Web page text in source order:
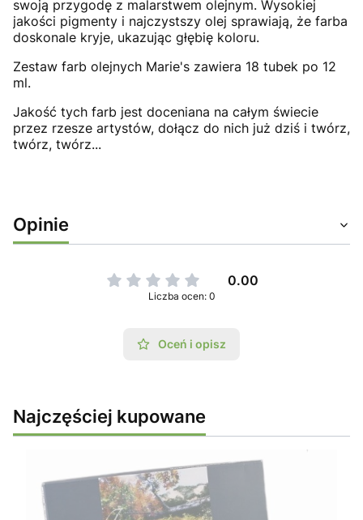
swoją przygodę z malarstwem olejnym. Wysokiej
jakości pigmenty i najczystszy olej sprawiają, że farba
doskonale kryje, ukazując głębię koloru.
Zestaw farb olejnych Marie's zawiera 18 tubek po 12
ml.
Jakość tych farb jest doceniana na całym świecie
przez rzesze artystów, dołącz do nich już dziś i twórz,
twórz, twórz...
Opinie
0.00
Liczba ocen: 0
Oceń i opisz
Najczęściej kupowane